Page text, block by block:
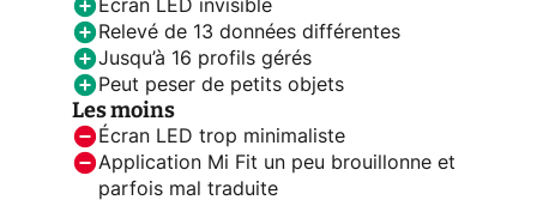
Écran LED invisible
Relevé de 13 données différentes
Jusqu’à 16 profils gérés
Peut peser de petits objets
Les moins
Écran LED trop minimaliste
Application Mi Fit un peu brouillonne et
parfois mal traduite